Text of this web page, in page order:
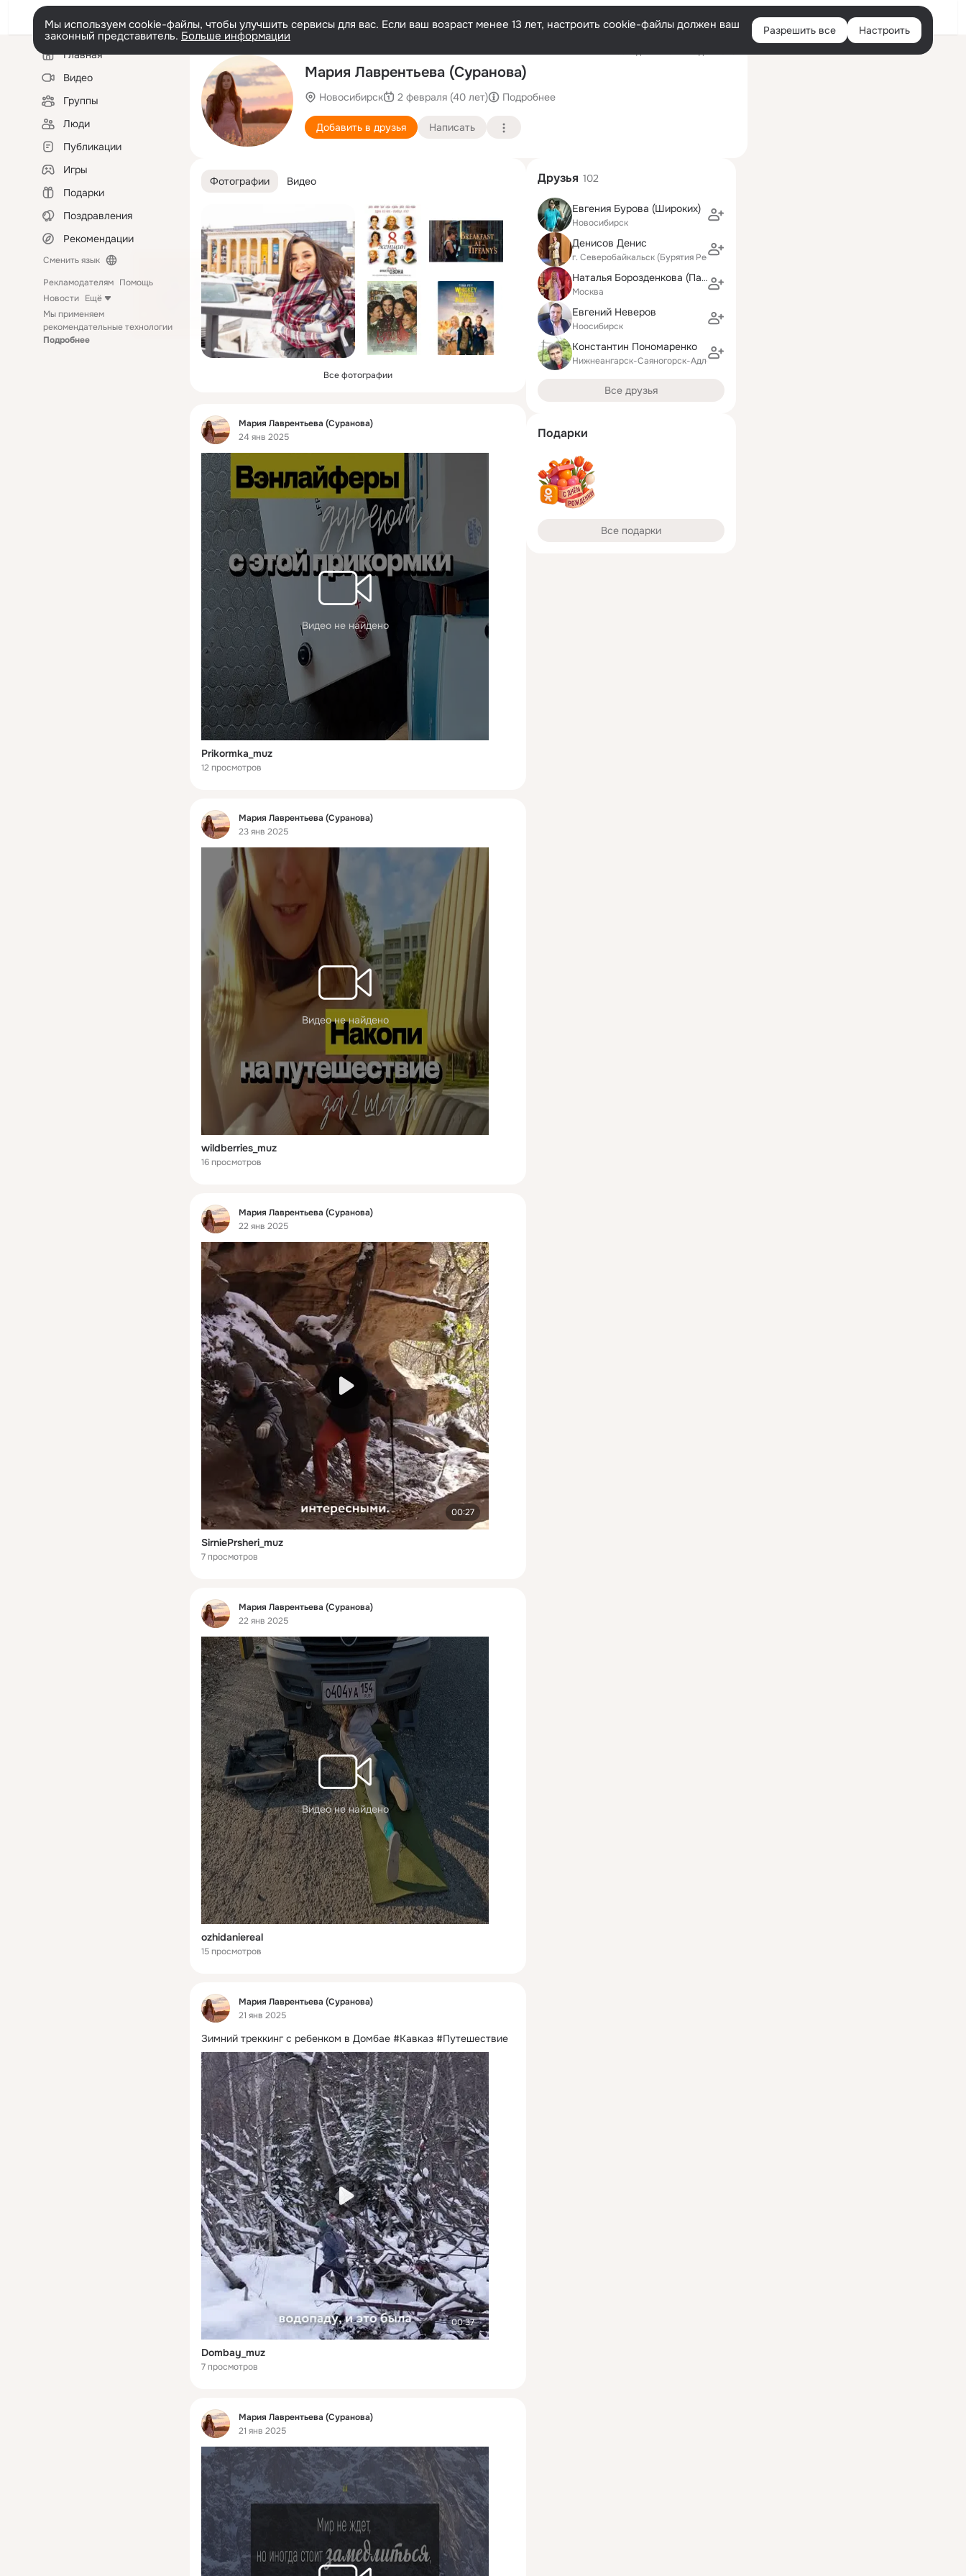
Войти
Мы используем cookie-файлы, чтобы улучшить сервисы для вас. Если ваш возраст менее 13 лет, настроить cookie-файлы должен ваш
законный представитель. Больше информации Разрешить все Настроить
Левая
колонкаГлавная
Видео
Группы
Люди
Публикации
Игры
Подарки
Поздравления
Рекомендации
Сменить язык
Рекламодателям Помощь
Новости Ещё
Мы применяем
рекомендательные технологии
Подробнее
Мария Лаврентьева (Суранова)
Новосибирск 2 февраля (40 лет) Подробнее
Добавить в друзья Написать
Фотографии Видео
Все фотографии
Фид
Мария Лаврентьева (Суранова)
24 янв 2025
Видео не найдено
Prikormka_muz
12 просмотров
Фид
Мария Лаврентьева (Суранова)
23 янв 2025
Видео не найдено
wildberries_muz
16 просмотров
Фид
Мария Лаврентьева (Суранова)
22 янв 2025
00:27
SirniePrsheri_muz
7 просмотров
Фид
Мария Лаврентьева (Суранова)
22 янв 2025
Видео не найдено
ozhidaniereal
15 просмотров
Фид
Мария Лаврентьева (Суранова)
21 янв 2025
Зимний треккинг с ребенком в Домбае #Кавказ #Путешествие
00:37
Dombay_muz
7 просмотров
Фид
Мария Лаврентьева (Суранова)
21 янв 2025
Друзья 102
Евгения Бурова (Широких)
Новосибирск
Денисов Денис
г. Северобайкальск (Бурятия Республика)
Наталья Борозденкова (Панина)
Москва
Евгений Неверов
Ноосибирск
Константин Пономаренко
Нижнеангарск-Саяногорск-Адлер-Владикавказ
Все друзья
Подарки
Все подарки